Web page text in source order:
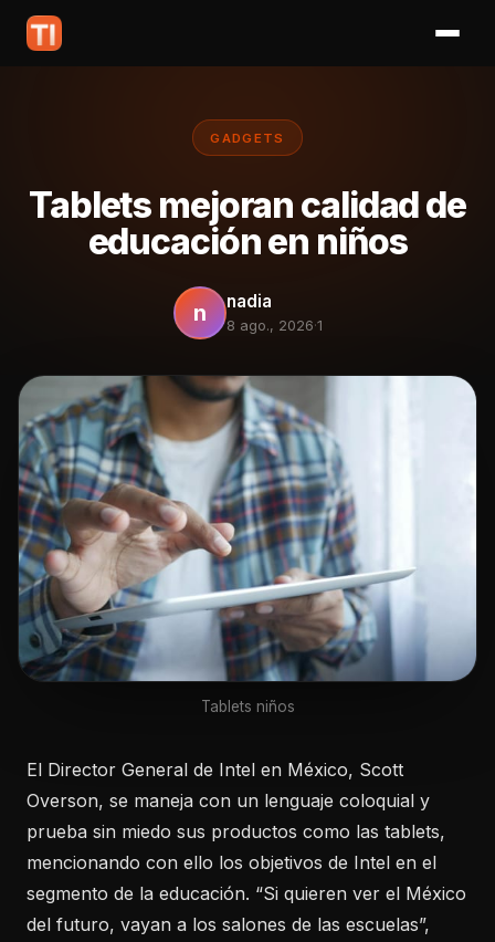
GADGETS
Tablets mejoran calidad de
educación en niños
n nadia
8 ago., 2026·1
Tablets niños
El Director General de Intel en México, Scott
Overson, se maneja con un lenguaje coloquial y
prueba sin miedo sus productos como las tablets,
mencionando con ello los objetivos de Intel en el
segmento de la educación. “Si quieren ver el México
del futuro, vayan a los salones de las escuelas”,